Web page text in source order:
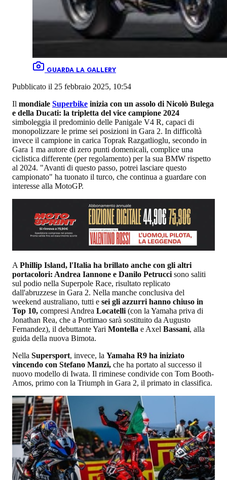
GUARDA LA GALLERY
Pubblicato il 25 febbraio 2025, 10:54
Il mondiale Superbike inizia con un assolo di Nicolò Bulega
e della Ducati: la tripletta del vice campione 2024
simboleggia il predominio delle Panigale V4 R, capaci di
monopolizzare le prime sei posizioni in Gara 2. In difficoltà
invece il campione in carica Toprak Razgatlioglu, secondo in
Gara 1 ma autore di zero punti domenicali, complice una
ciclistica differente (per regolamento) per la sua BMW rispetto
al 2024. "Avanti di questo passo, potrei lasciare questo
campionato" ha tuonato il turco, che continua a guardare con
interesse alla MotoGP.
A Phillip Island, l'Italia ha brillato anche con gli altri
portacolori: Andrea Iannone e Danilo Petrucci sono saliti
sul podio nella Superpole Race, risultato replicato
dall'abruzzese in Gara 2. Nella manche conclusiva del
weekend australiano, tutti e sei gli azzurri hanno chiuso in
Top 10, compresi Andrea Locatelli (con la Yamaha priva di
Jonathan Rea, che a Portimao sarà sostituito da Augusto
Fernandez), il debuttante Yari Montella e Axel Bassani, alla
guida della nuova Bimota.
Nella Supersport, invece, la Yamaha R9 ha iniziato
vincendo con Stefano Manzi, che ha portato al successo il
nuovo modello di Iwata. Il riminese condivide con Tom Booth-
Amos, primo con la Triumph in Gara 2, il primato in classifica.